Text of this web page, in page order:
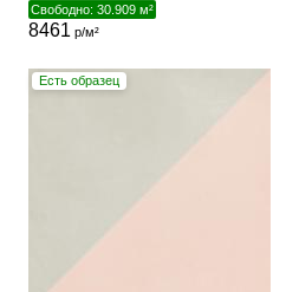
Свободно: 30.909 м²
8461 р/м²
Есть образец